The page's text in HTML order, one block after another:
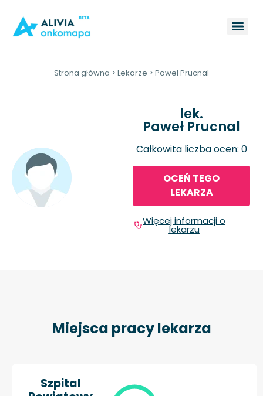
Strona główna > Lekarze > Paweł Prucnal
lek.
Paweł Prucnal
Całkowita liczba ocen: 0
OCEŃ TEGO
LEKARZA
Więcej informacji o
lekarzu
Miejsca pracy lekarza
Szpital